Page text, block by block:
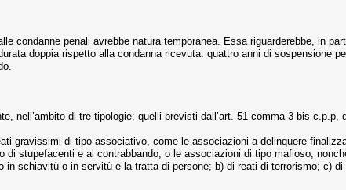
condanne penali avrebbe natura temporanea. Essa riguarderebbe, in
doppia rispetto alla condanna ricevuta: quattro anni di sospensione
nell’ambito di tre tipologie: quelli previsti dall’art. 51 comma 3 bis c.p.p,
gravissimi di tipo associativo, come le associazioni a delinquere
stupefacenti e al contrabbando, o le associazioni di tipo mafioso,
schiavitù o in servitù e la tratta di persone; b) di reati di terrorismo; c)